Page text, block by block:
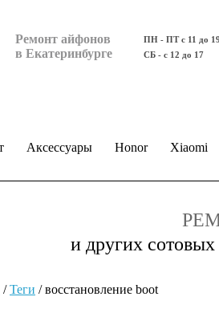
Ремонт айфонов
в Екатеринбурге
ПН - ПТ с 11 до
СБ - с 12 до 17
Аксессуары Honor Xiaomi
и других
/Теги /восстановление boot